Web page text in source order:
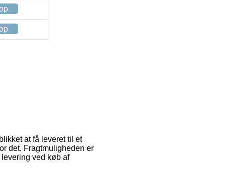
at få leveret til et
det. Fragtmuligheden er
ved køb af